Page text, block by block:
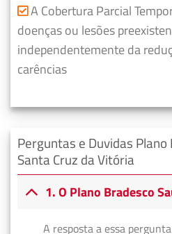
A Cobertura Parcial
doenças ou lesões
independentemente da
carências
Perguntas e Duvidas Plano
Santa Cruz da Vitória
1. O Plano Bradesco
A resposta a essa